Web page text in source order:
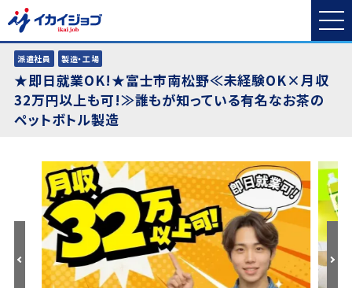
派遣社員 製造・工場
★即日就業OK!★富士市南松野≪未経験OK×月収
32万円以上も可!≫誰もが知っている有名なお茶の
ペットボトル製造